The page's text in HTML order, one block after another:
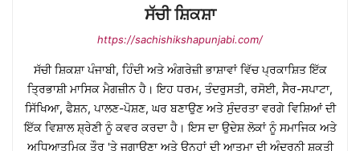
ਸੱਚੀ ਸ਼ਿਕਸ਼ਾ
https://sachishikshapunjabi.com/
ਸੱਚੀ ਸ਼ਿਕਸ਼ਾ ਪੰਜਾਬੀ, ਹਿੰਦੀ ਅਤੇ ਅੰਗਰੇਜ਼ੀ ਭਾਸ਼ਾਵਾਂ ਵਿੱਚ ਪ੍ਰਕਾਸ਼ਿਤ ਇੱਕ
ਤ੍ਰਿਭਾਸ਼ੀ ਮਾਸਿਕ ਮੈਗਜ਼ੀਨ ਹੈ। ਇਹ ਧਰਮ, ਤੰਦਰੁਸਤੀ, ਰਸੋਈ, ਸੈਰ-ਸਪਾਟਾ,
ਸਿੱਖਿਆ, ਫੈਸ਼ਨ, ਪਾਲਣ-ਪੋਸ਼ਣ, ਘਰ ਬਣਾਉਣ ਅਤੇ ਸੁੰਦਰਤਾ ਵਰਗੇ ਵਿਸ਼ਿਆਂ ਦੀ
ਇੱਕ ਵਿਸ਼ਾਲ ਸ਼੍ਰੇਣੀ ਨੂੰ ਕਵਰ ਕਰਦਾ ਹੈ। ਇਸ ਦਾ ਉਦੇਸ਼ ਲੋਕਾਂ ਨੂੰ ਸਮਾਜਿਕ ਅਤੇ
ਅਧਿਆਤਮਿਕ ਤੌਰ 'ਤੇ ਜਗਾਉਣਾ ਅਤੇ ਉਨ੍ਹਾਂ ਦੀ ਆਤਮਾ ਦੀ ਅੰਦਰੂਨੀ ਸ਼ਕਤੀ